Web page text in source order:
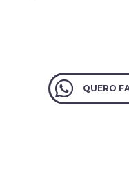
QUERO